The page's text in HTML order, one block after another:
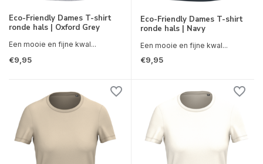
Eco-Friendly Dames T-shirt
ronde hals | Oxford Grey
Een mooie en fijne kwal...
€9,95
Eco-Friendly Dames T-shirt
ronde hals | Navy
Een mooie en fijne kwal...
€9,95